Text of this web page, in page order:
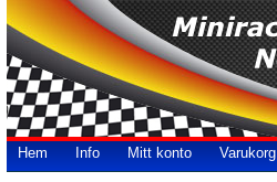
Hem Info Mitt konto Varukorg